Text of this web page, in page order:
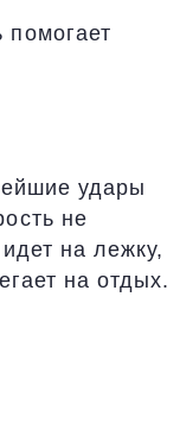
удары
не
на лежку,
на отдых.